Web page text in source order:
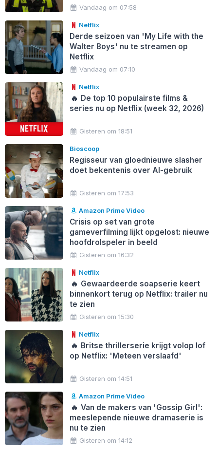
Vandaag om 07:58
Netflix
Derde seizoen van 'My Life with the
Walter Boys' nu te streamen op
Netflix
Vandaag om 07:10
Netflix
🔥 De top 10 populairste films &
series nu op Netflix (week 32, 2026)
Gisteren om 18:51
Bioscoop
Regisseur van gloednieuwe slasher
doet bekentenis over AI-gebruik
Gisteren om 17:53
Amazon Prime Video
Crisis op set van grote
gameverfilming lijkt opgelost: nieuwe
hoofdrolspeler in beeld
Gisteren om 16:32
Netflix
🔥 Gewaardeerde soapserie keert
binnenkort terug op Netflix: trailer nu
te zien
Gisteren om 15:30
Netflix
🔥 Britse thrillerserie krijgt volop lof
op Netflix: 'Meteen verslaafd'
Gisteren om 14:51
Amazon Prime Video
🔥 Van de makers van 'Gossip Girl':
meeslepende nieuwe dramaserie is
nu te zien
Gisteren om 14:12